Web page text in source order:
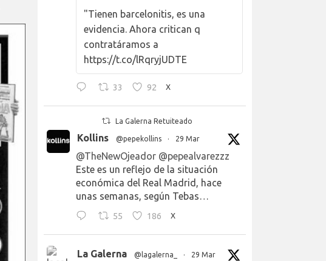
"Tienen barcelonitis, es una
evidencia. Ahora critican q
contratáramos a
https://t.co/lRqryjUDTE
33 92 X
La Galerna Retuiteado
Kollins @pepekollins · 29 Mar
@TheNewOjeador @pepealvarezzz
Este es un reflejo de la situación
económica del Real Madrid, hace
unas semanas, según Tebas…
55 186 X
La Galerna @lagalerna_ · 29 Mar